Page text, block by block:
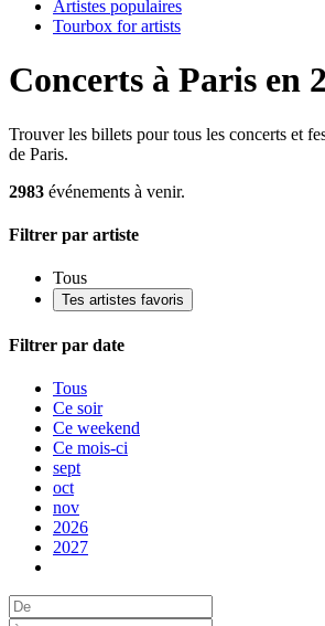
Artistes populaires
Tourbox for artists
Concerts à Paris en
Trouver les billets pour tous les concerts et
de Paris.
2983 événements à venir.
Filtrer par artiste
Tous
Tes artistes favoris
Filtrer par date
Tous
Ce soir
Ce weekend
Ce mois-ci
sept
oct
nov
2026
2027